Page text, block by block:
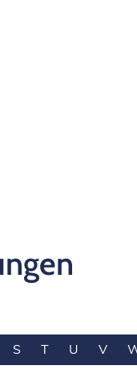
S T U V